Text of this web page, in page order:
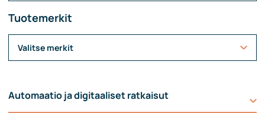
Tuotemerkit
Valitse merkit
Automaatio ja digitaaliset ratkaisut